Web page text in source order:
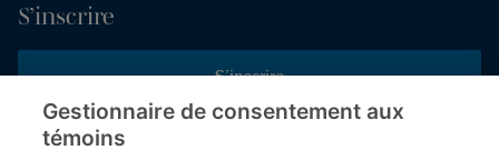
S’inscrire
S’inscrire
Inscrivez-vous aux publications de Torys pour recevoir nos derniers
Gestionnaire de consentement aux
témoins